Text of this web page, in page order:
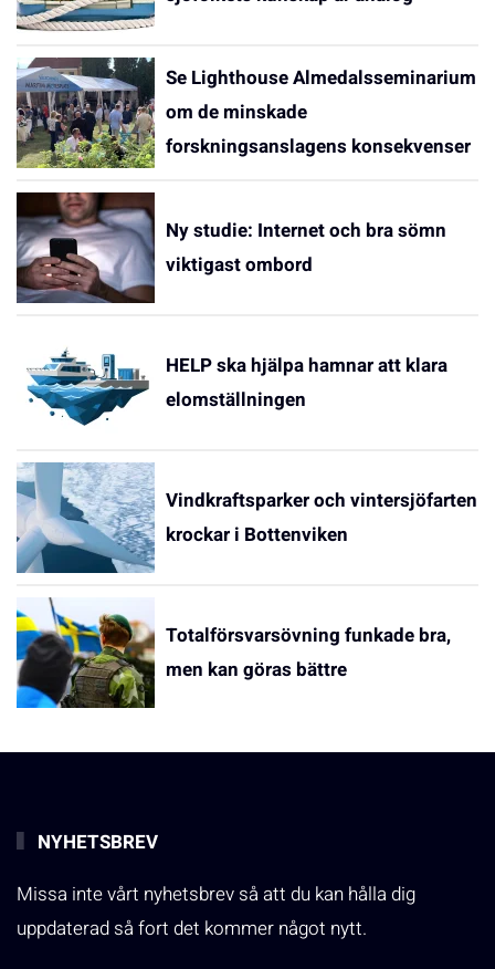
Se Lighthouse Almedalsseminarium
om de minskade
forskningsanslagens konsekvenser
Ny studie: Internet och bra sömn
viktigast ombord
HELP ska hjälpa hamnar att klara
elomställningen
Vindkraftsparker och vintersjöfarten
krockar i Bottenviken
Totalförsvarsövning funkade bra,
men kan göras bättre
NYHETSBREV
Missa inte vårt nyhetsbrev så att du kan hålla dig
uppdaterad så fort det kommer något nytt.